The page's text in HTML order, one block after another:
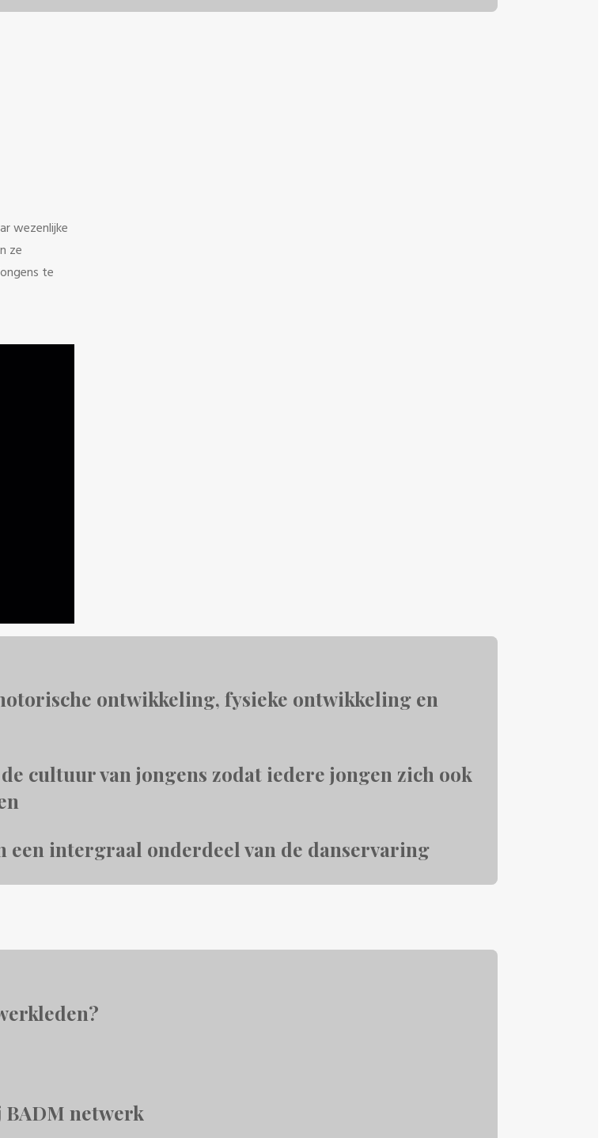
wezenlijke
ze
te
ontwikkeling, fysieke ontwikkeling en
cultuur van jongens zodat iedere jongen zich ook
intergraal onderdeel van de danservaring
netwerk